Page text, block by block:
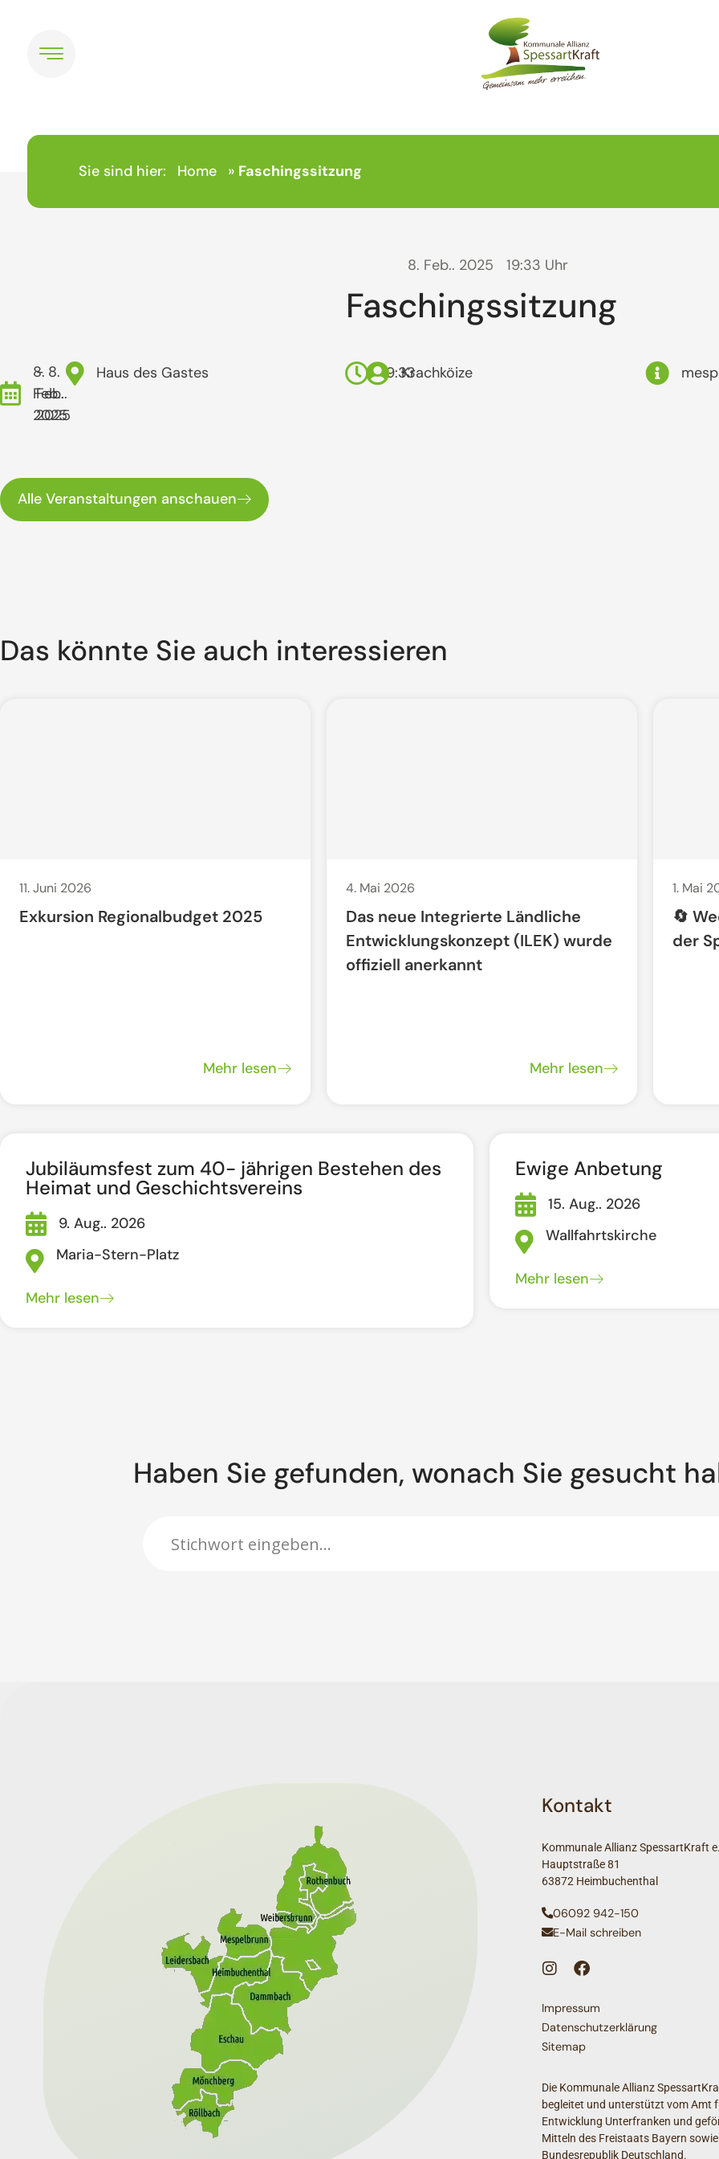
Sie sind hier: Home » Faschingssitzung
8. Feb.. 2025 19:33 Uhr
Faschingssitzung
8.
Feb..
2025
- 8.
Feb..
2025
Haus des Gastes 19:33Krachköize
Alle Veranstaltungen anschauen
Das könnte Sie auch interessieren
11. Juni 2026
Exkursion Regionalbudget 2025
Mehr lesen
4. Mai 2026
Das neue Integrierte Ländliche
Entwicklungskonzept (ILEK) wurde
offiziell anerkannt
Mehr lesen
1. Mai
🔄
der
Jubiläumsfest zum 40- jährigen Bestehen des
Heimat und Geschichtsvereins
9. Aug.. 2026
Maria-Stern-Platz
Mehr lesen
Ewige Anbetung
15. Aug.. 2026
Wallfahrtskirche
Mehr lesen
Haben Sie gefunden, wonach Sie gesucht
Kontakt
Kommunale Allianz SpessartKraft
Hauptstraße 81
63872 Heimbuchenthal
06092 942-150
E-Mail schreiben
Impressum
Datenschutzerklärung
Sitemap
Die Kommunale Allianz
begleitet und unterstützt vom Amt
Entwicklung Unterfranken und
Mitteln des Freistaats Bayern
Bundesrepublik Deutschland.